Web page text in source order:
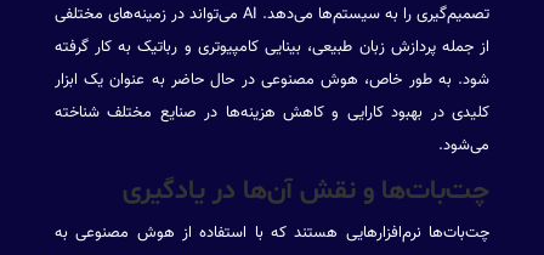
تصمیم‌گیری را به سیستم‌ها می‌دهد. AI می‌تواند در زمینه‌های مختلفی
از جمله پردازش زبان طبیعی، بینایی کامپیوتری و رباتیک به کار گرفته
شود. به طور خاص، هوش مصنوعی در حال حاضر به عنوان یک ابزار
کلیدی در بهبود کارایی و کاهش هزینه‌ها در صنایع مختلف شناخته
می‌شود.
چت‌بات‌ها و نقش آن‌ها در یادگیری
چت‌بات‌ها نرم‌افزارهایی هستند که با استفاده از هوش مصنوعی به